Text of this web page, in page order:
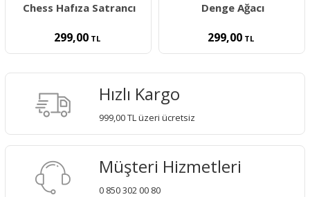
Chess Hafıza Satrancı
299,00 TL
Denge Ağacı
299,00 TL
Hızlı Kargo
999,00 TL üzeri ücretsiz
Müşteri Hizmetleri
0 850 302 00 80